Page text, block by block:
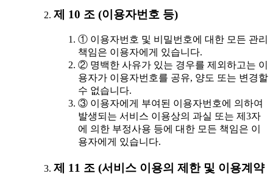
제 10 조 (이용자번호 등)
① 이용자번호 및 비밀번호에 대한 모든 관리
책임은 이용자에게 있습니다.
② 명백한 사유가 있는 경우를 제외하고는 이
용자가 이용자번호를 공유, 양도 또는 변경할
수 없습니다.
③ 이용자에게 부여된 이용자번호에 의하여
발생되는 서비스 이용상의 과실 또는 제3자
에 의한 부정사용 등에 대한 모든 책임은 이
용자에게 있습니다.
제 11 조 (서비스 이용의 제한 및 이용계약